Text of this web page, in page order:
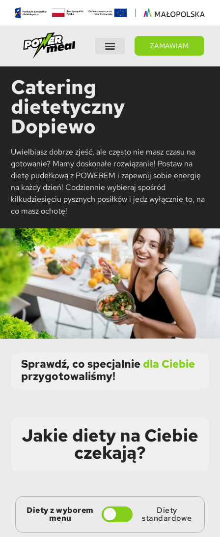
ZAMAWIAM
Catering
dietetyczny
Dopiewo
Uwielbiasz dobrze zjeść, ale często nie masz czasu na
gotowanie? Mamy doskonałe rozwiązanie! Postaw na
dietę pudełkową z POWEREM i zapewnij sobie energię
na każdy dzień! Codziennie wybieraj spośród
kilkudziesięciu pysznych posiłków i jedz wyłącznie to, na
co masz ochotę!
Sprawdź, co specjalnie dla Ciebie
przygotowaliśmy!
Jakie diety na Ciebie
czekają?
Diety z wyborem
menu
Diety
standardowe